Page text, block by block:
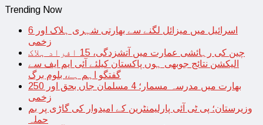
Trending Now
اسرائیل میں میزائل لگنے سے بھارتی شہری ہلاک اور 6
زخمی
چین کی رہائشی عمارت میں آتشزدگی، 15 افراد ہلاک
الیکشن نتائج جوبھی ہوں پاکستان کیلئے آئی ایم ایف سے
گفتگو اہم ہے، بلوم برگ
بھارت میں مدرسہ مسمار؛ 4 مسلمان جاں بحق اور 250
زخمی
وزیرستان؛ پی ٹی آئی پارلیمنٹرین کے امیدوار کی گاڑی پر بم
حملہ